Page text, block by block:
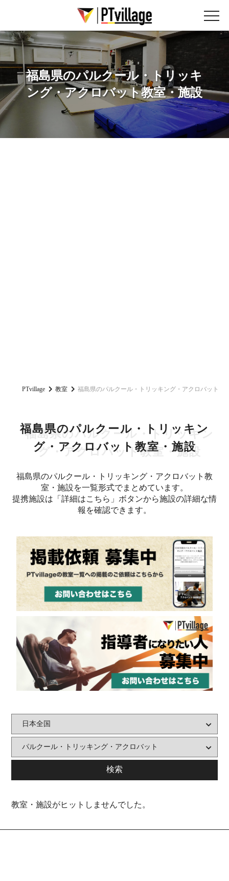
福島県のパルクール・トリッキ
ング・アクロバット教室・施設
PTvillage 教室 福島県のパルクール・トリッキング・アクロバット教
福島県のパルクール・トリッキン
グ・アクロバット教室・施設
福島県のパルクール・トリッキング・アクロバット教
室・施設を一覧形式でまとめています。
提携施設は「詳細はこちら」ボタンから施設の詳細な情
報を確認できます。
教室・施設がヒットしませんでした。